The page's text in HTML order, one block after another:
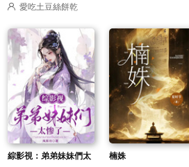
閃耀七零
愛吃土豆絲餅乾
綜影視：弟弟妹妹們太
楠姝